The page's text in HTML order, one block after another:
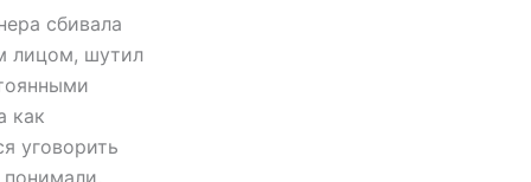
сбивала
лицом, шутил
как
уговорить